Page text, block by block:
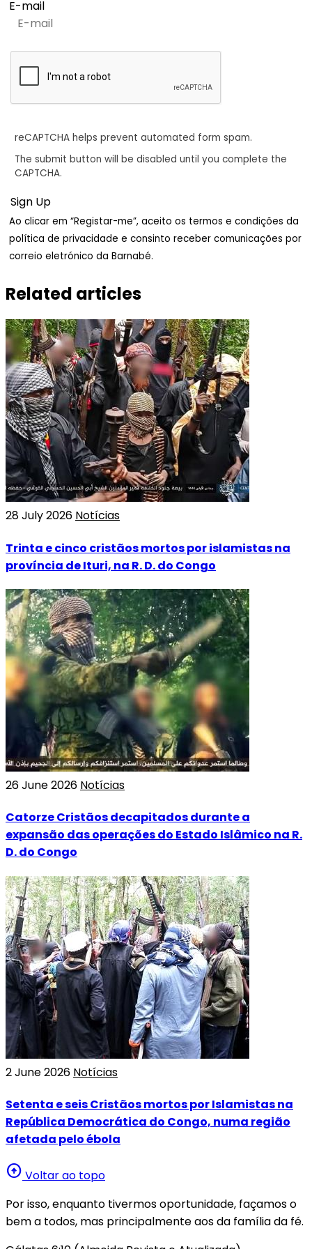
E-mail
reCAPTCHA helps prevent automated form spam.
The submit button will be disabled until you complete the
CAPTCHA.
Ao clicar em “Registar-me”, aceito os termos e condições da
política de privacidade e consinto receber comunicações por
correio eletrónico da Barnabé.
Related articles
28 July 2026 Notícias
Trinta e cinco cristãos mortos por islamistas na
província de Ituri, na R. D. do Congo
26 June 2026 Notícias
Catorze Cristãos decapitados durante a
expansão das operações do Estado Islâmico na R.
D. do Congo
2 June 2026 Notícias
Setenta e seis Cristãos mortos por Islamistas na
República Democrática do Congo, numa região
afetada pelo ébola
arrow_circle_up Voltar ao topo
Por isso, enquanto tivermos oportunidade, façamos o
bem a todos, mas principalmente aos da família da fé.